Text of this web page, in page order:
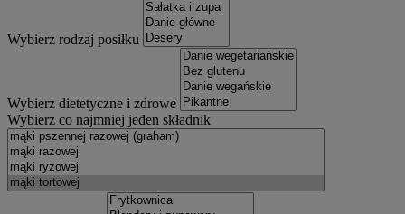
Wybierz rodzaj posiłku
Wybierz dietetyczne i zdrowe
Wybierz co najmniej jeden składnik